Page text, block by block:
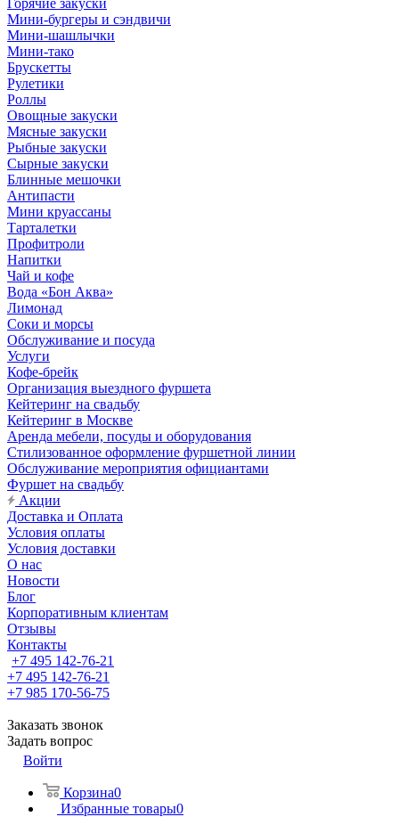
Горячие закуски
Мини-бургеры и сэндвичи
Мини-шашлычки
Мини-тако
Брускетты
Рулетики
Роллы
Овощные закуски
Мясные закуски
Рыбные закуски
Сырные закуски
Блинные мешочки
Антипасти
Мини круассаны
Тарталетки
Профитроли
Напитки
Чай и кофе
Вода «Бон Аква»
Лимонад
Соки и морсы
Обслуживание и посуда
Услуги
Кофе-брейк
Организация выездного фуршета
Кейтеринг на свадьбу
Кейтеринг в Москве
Аренда мебели, посуды и оборудования
Стилизованное оформление фуршетной линии
Обслуживание мероприятия официантами
Фуршет на свадьбу
Акции
Доставка и Оплата
Условия оплаты
Условия доставки
О нас
Новости
Блог
Корпоративным клиентам
Отзывы
Контакты
+7 495 142-76-21
+7 495 142-76-21
+7 985 170-56-75
Заказать звонок
Задать вопрос
Войти
Корзина0
Избранные товары0